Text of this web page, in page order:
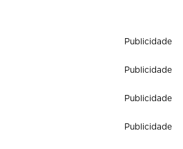
Publicidade
Publicidade
Publicidade
Publicidade